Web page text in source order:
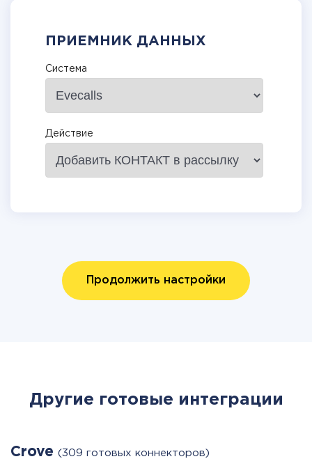
ПРИЕМНИК ДАННЫХ
Система
Действие
Продолжить настройки
Другие готовые интеграции
Crove (309 готовых коннекторов)